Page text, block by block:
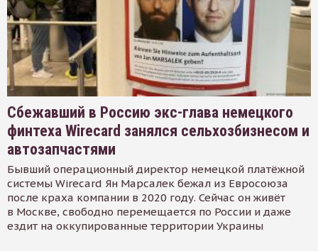
Сбежавший в Россию экс-глава немецкого
финтеха Wirecard занялся сельхозбизнесом и
автозапчастями
Бывший операционный директор немецкой платёжной
системы Wirecard Ян Марсалек бежал из Евросоюза
после краха компании в 2020 году. Сейчас он живёт
в Москве, свободно перемещается по России и даже
ездит на оккупированные территории Украины